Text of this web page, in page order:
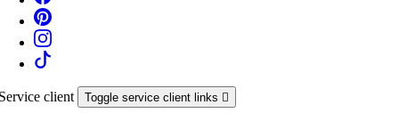
client Toggle service client links 